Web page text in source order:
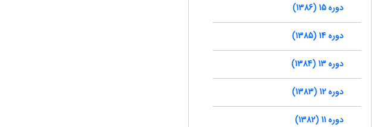
دوره 15 (1386)
دوره 14 (1385)
دوره 13 (1384)
دوره 12 (1383)
دوره 11 (1382)